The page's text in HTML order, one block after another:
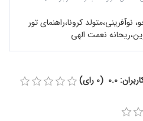
نوآفرینی،متولد کرونا،راهنمای تور
نعمت‌ الهی
0.0 (0 رای)